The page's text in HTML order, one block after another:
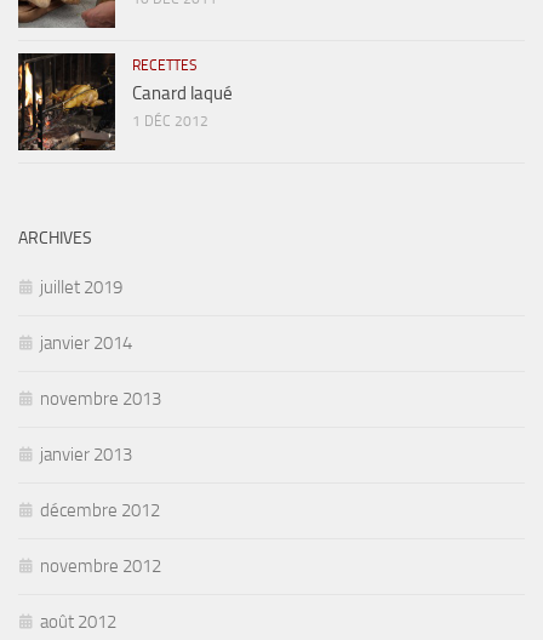
RECETTES
Canard laqué
1 DÉC 2012
ARCHIVES
juillet 2019
janvier 2014
novembre 2013
janvier 2013
décembre 2012
novembre 2012
août 2012